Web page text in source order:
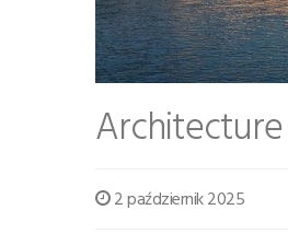
2 październik 2025